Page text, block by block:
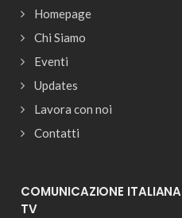
Homepage
Chi Siamo
Eventi
Updates
Lavora con noi
Contatti
COMUNICAZIONE ITALIANA
TV